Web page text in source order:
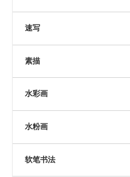
速写
素描
水彩画
水粉画
软笔书法